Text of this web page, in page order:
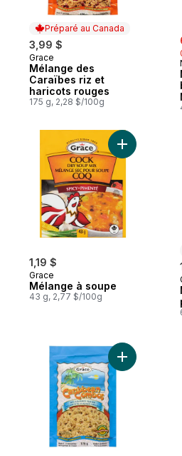
Préparé au Canada
3,99 $
Préparé au Canada
Grace
Mélange des
Caraïbes riz et
haricots rouges
175 g, 2,28 $/100g
1,19 $
Grace
Mélange à soupe
43 g, 2,77 $/100g
Ajouter
Ajouter Plat